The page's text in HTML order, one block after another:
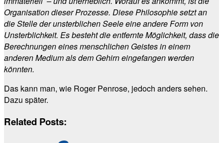
Organisation dieser Prozesse. Diese Philosophie setzt an
die Stelle der unsterblichen Seele eine andere Form von
Unsterblichkeit. Es besteht die entfernte Möglichkeit, dass die
Berechnungen eines menschlichen Geistes in einem
anderen Medium als dem Gehirn eingefangen werden
könnten.
Das kann man, wie Roger Penrose, jedoch anders sehen.
Dazu später.
Related Posts: